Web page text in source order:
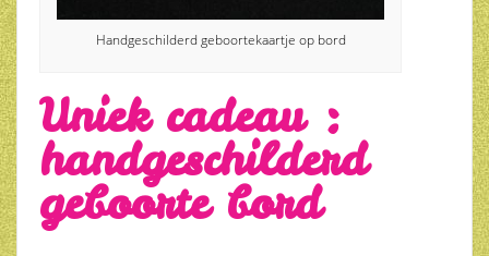
Handgeschilderd geboortekaartje op bord
Uniek cadeau :
handgeschilderd
geboorte bord